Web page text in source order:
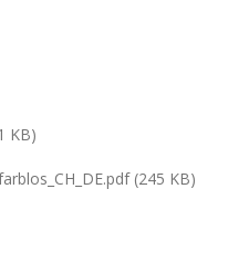
KB)
(245 KB)